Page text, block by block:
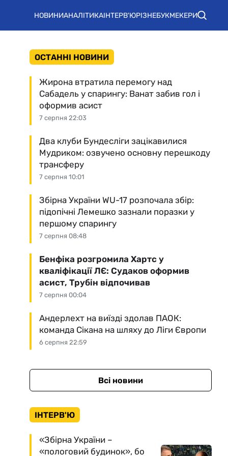
НОВИНИАНАЛІТИКАІНТЕРВ'ЮРІЗНЕБУКМЕКЕРИ
ОСТАННІ НОВИНИ
7 серпня 22:03
Жирона втратила перемогу над
Сабадель у спарингу: Ванат забив гол і
оформив асист
7 серпня 10:01
Два клуби Бундесліги зацікавилися
Мудриком: озвучено основну перешкоду
трансферу
7 серпня 08:48
Збірна України WU-17 розпочала збір:
підопічні Лемешко зазнали поразки у
першому спарингу
7 серпня 00:04
Бенфіка розгромила Хартс у
кваліфікації ЛЄ: Судаков оформив
асист, Трубін відпочивав
6 серпня 22:59
Андерлехт на виїзді здолав ПАОК:
команда Сікана на шляху до Ліги Європи
Всі новини
ІНТЕРВ'Ю
«Збірна України –
«пологовий будинок», бо